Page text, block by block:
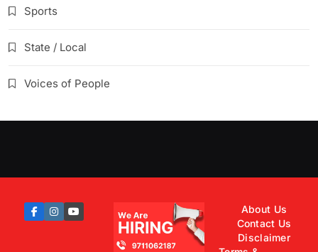
Sports
State / Local
Voices of People
About Us
Contact Us
Disclaimer